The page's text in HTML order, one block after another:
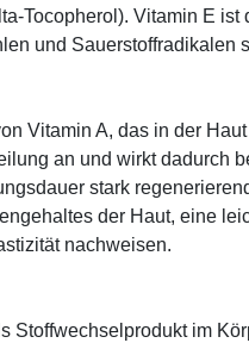
Tocopherol). Vitamin E
und Sauerstoffradikalen
Vitamin A, das in der
an und wirkt dadurch
stark
der Haut, eine
nachweisen.
Stoffwechselprodukt im